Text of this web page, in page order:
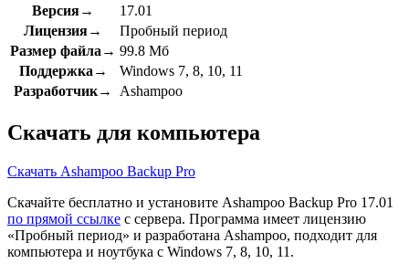
Версия→
17.01
Лицензия→
Пробный период
Размер файла→ 99.8 Мб
Поддержка→
Windows 7, 8, 10, 11
Разработчик→
Ashampoo
Скачать для компьютера
Скачать Ashampoo Backup Pro
Скачайте бесплатно и установите Ashampoo Backup Pro 17.01
по прямой ссылке с сервера. Программа имеет лицензию
«Пробный период» и разработана Ashampoo, подходит для
компьютера и ноутбука с Windows 7, 8, 10, 11.